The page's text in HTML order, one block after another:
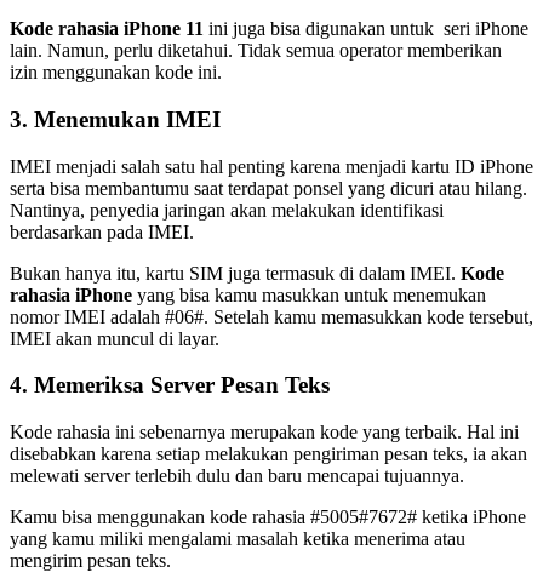
Kode rahasia iPhone 11 ini juga bisa digunakan untuk seri iPhone
lain. Namun, perlu diketahui. Tidak semua operator memberikan
izin menggunakan kode ini.
3. Menemukan IMEI
IMEI menjadi salah satu hal penting karena menjadi kartu ID iPhone
serta bisa membantumu saat terdapat ponsel yang dicuri atau hilang.
Nantinya, penyedia jaringan akan melakukan identifikasi
berdasarkan pada IMEI.
Bukan hanya itu, kartu SIM juga termasuk di dalam IMEI. Kode
rahasia iPhone yang bisa kamu masukkan untuk menemukan
nomor IMEI adalah #06#. Setelah kamu memasukkan kode tersebut,
IMEI akan muncul di layar.
4. Memeriksa Server Pesan Teks
Kode rahasia ini sebenarnya merupakan kode yang terbaik. Hal ini
disebabkan karena setiap melakukan pengiriman pesan teks, ia akan
melewati server terlebih dulu dan baru mencapai tujuannya.
Kamu bisa menggunakan kode rahasia #5005#7672# ketika iPhone
yang kamu miliki mengalami masalah ketika menerima atau
mengirim pesan teks.